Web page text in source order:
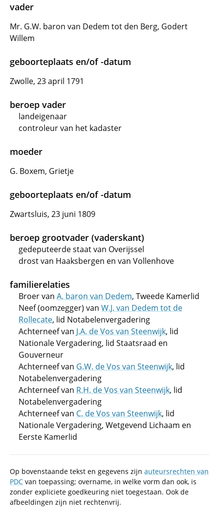
vader
Mr. G.W. baron van Dedem tot den Berg, Godert
Willem
geboorteplaats en/of -datum
Zwolle, 23 april 1791
beroep vader
landeigenaar
controleur van het kadaster
moeder
G. Boxem, Grietje
geboorteplaats en/of -datum
Zwartsluis, 23 juni 1809
beroep grootvader (vaderskant)
gedeputeerde staat van Overijssel
drost van Haaksbergen en van Vollenhove
familierelaties
Broer van A. baron van Dedem, Tweede Kamerlid
Neef (oomzegger) van W.J. van Dedem tot de
Rollecate, lid Notabelenvergadering
Achterneef van J.A. de Vos van Steenwijk, lid
Nationale Vergadering, lid Staatsraad en
Gouverneur
Achterneef van G.W. de Vos van Steenwijk, lid
Notabelenvergadering
Achterneef van R.H. de Vos van Steenwijk, lid
Notabelenvergadering
Achterneef van C. de Vos van Steenwijk, lid
Nationale Vergadering, Wetgevend Lichaam en
Eerste Kamerlid
Op bovenstaande tekst en gegevens zijn auteursrechten van
PDC van toepassing; overname, in welke vorm dan ook, is
zonder expliciete goedkeuring niet toegestaan. Ook de
afbeeldingen zijn niet rechtenvrij.